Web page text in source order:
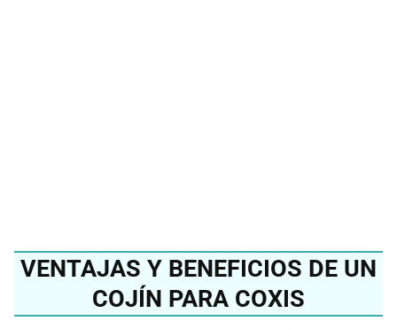
VENTAJAS Y BENEFICIOS DE UN
COJÍN PARA COXIS